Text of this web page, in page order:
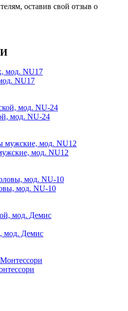
оставив свой отзыв о
NU17
мод. NU-24
мод. NU12
мод. NU-10
мод. Демис